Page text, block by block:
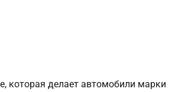
которая делает автомобили марки